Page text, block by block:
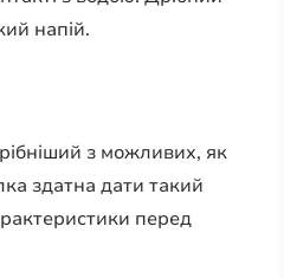
напій.
з можливих, як
здатна дати такий
перед